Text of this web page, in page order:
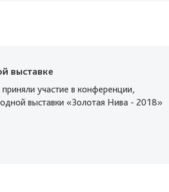
выставке
участие в конференции,
выставки «Золотая Нива - 2018»